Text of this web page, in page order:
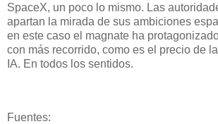
SpaceX, un poco lo mismo. Las
apartan la mirada de sus ambiciones
en este caso el magnate ha
con más recorrido, como es el precio de
IA. En todos los sentidos.
Fuentes: